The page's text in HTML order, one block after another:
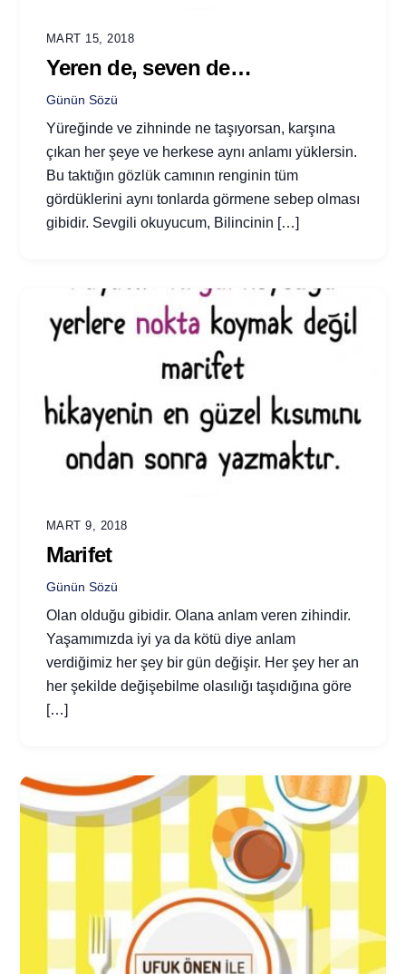
MART 15, 2018
Yeren de, seven de…
Günün Sözü
Yüreğinde ve zihninde ne taşıyorsan, karşına
çıkan her şeye ve herkese aynı anlamı yüklersin.
Bu taktığın gözlük camının renginin tüm
gördüklerini aynı tonlarda görmene sebep olması
gibidir. Sevgili okuyucum, Bilincinin […]
MART 9, 2018
Marifet
Günün Sözü
Olan olduğu gibidir. Olana anlam veren zihindir.
Yaşamımızda iyi ya da kötü diye anlam
verdiğimiz her şey bir gün değişir. Her şey her an
her şekilde değişebilme olasılığı taşıdığına göre
[…]